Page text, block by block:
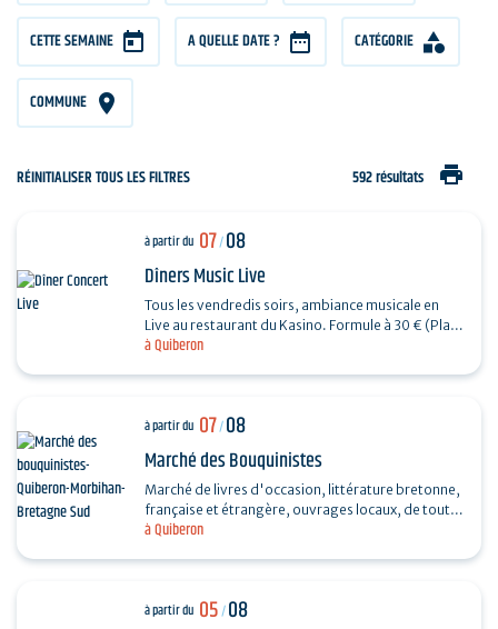
CETTE SEMAINE A QUELLE DATE ? CATÉGORIE
COMMUNE
RÉINITIALISER TOUS LES FILTRES 592 résultats print
à Quiberon
à partir du 07/08
Dîners Music Live
Tous les vendredis soirs, ambiance musicale en
Live au restaurant du Kasino. Formule à 30 € (Plat
à Quiberon
à partir du 07/08
Marché des Bouquinistes
Marché de livres d'occasion, littérature bretonne,
française et étrangère, ouvrages locaux, de toutes
les périodes et toutes les collections...
à partir du 05/08